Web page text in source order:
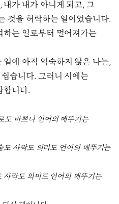
가 내가 아니게 되고, 그
것을 허락하는 일이었습니다.
하는 일로부터 멀어져가는
일에 아직 익숙하지 않은 나는,
습니다. 그러니 시에는
합니다.
도 바쁘니 언어의 메뚜기는
도 사막도 의미도 언어의 메뚜기는
사막도 의미도 언어의 메뚜기는